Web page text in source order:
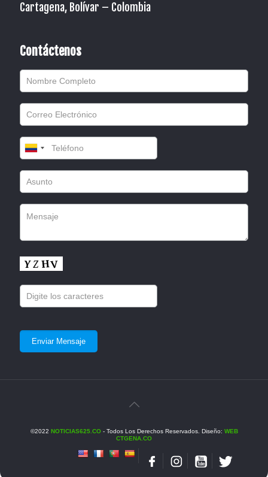
Cartagena, Bolívar – Colombia
Contáctenos
©2022 NOTICIAS625.CO- Todos Los Derechos Reservados. Diseño: WEB
CTGENA.CO